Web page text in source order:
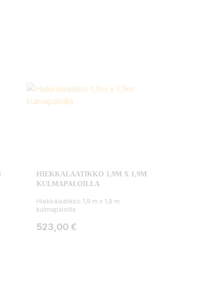
HIEKKALAATIKKO 1,9M X 1,9M
KULMAPALOILLA
Hiekkalaatikko 1,9 m x 1,9 m
kulmapaloilla
Hinta
523,00 €